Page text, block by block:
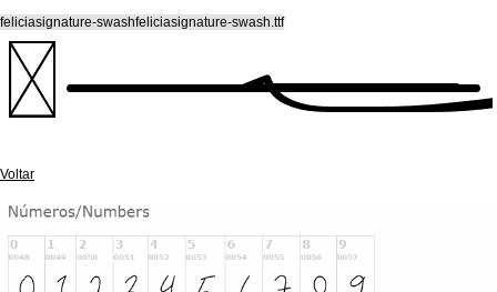
feliciasignature-swashfeliciasignature-swash.ttf
Voltar